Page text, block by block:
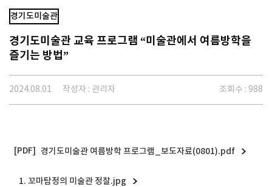
경기도미술관
경기도미술관 교육 프로그램 “미술관에서 여름방학을
즐기는 방법”
2024.08.01 작성자 : 관리자 조회수 : 988
경기도미술관 여름방학 프로그램_보도자료(0801).pdf
1. 꼬마탐정의 미술관 정찰.jpg